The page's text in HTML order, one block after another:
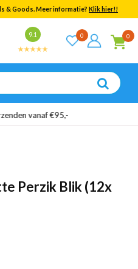
& Goods. Meer informatie? Klik hier!!
9.1 0 0
vanaf €95,-
Perzik Blik (12x